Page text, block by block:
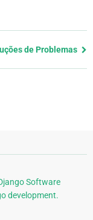
de Problemas
Software
development.